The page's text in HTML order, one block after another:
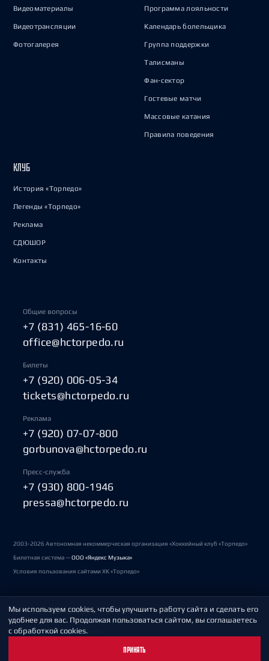
Видеоматериалы
Видеотрансляции
Фотогалерея
Программа лояльности
Календарь болельщика
Группа поддержки
Талисманы
Фан-сектор
Гостевые матчи
Массовые катания
Правила поведения
КЛУБ
История «Торпедо»
Легенды «Торпедо»
Реклама
СДЮШОР
Контакты
Общие вопросы
+7 (831) 465-16-60
office@hctorpedo.ru
Билеты
+7 (920) 006-05-34
tickets@hctorpedo.ru
Реклама
+7 (920) 07-07-800
gorbunova@hctorpedo.ru
Пресс-служба
+7 (930) 800-1946
pressa@hctorpedo.ru
2003-2026 Автономная некоммерческая организация «Хоккейный клуб «Торпедо»
Билетная система —ООО «Яндекс Музыка»
Условия пользования сайтами ХК «Торпедо»
Политика обработки персональных данных
Пользовательское соглашение
Мы используем cookies, чтобы улучшить работу сайта и сделать его
удобнее для вас. Продолжая пользоваться сайтом, вы соглашаетесь
с обработкой cookies.
ПРИНЯТЬ